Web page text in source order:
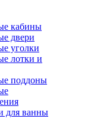
кабины
двери
уголки
лотки и
поддоны
для ванны